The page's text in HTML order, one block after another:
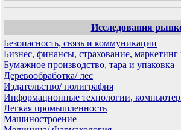
Исследования
Безопасность, связь и коммуникации
Бизнес, финансы, страхование, маркетинг
Бумажное производство, тара и упаковка
Деревообработка/ лес
Издательство/ полиграфия
Информационные технологии,
Легкая промышленность
Машиностроение